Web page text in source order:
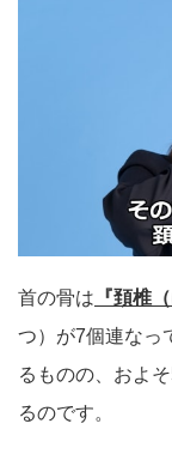
首の骨は 『頚椎
つ）が7個連なっ
るものの、およ
るのです。